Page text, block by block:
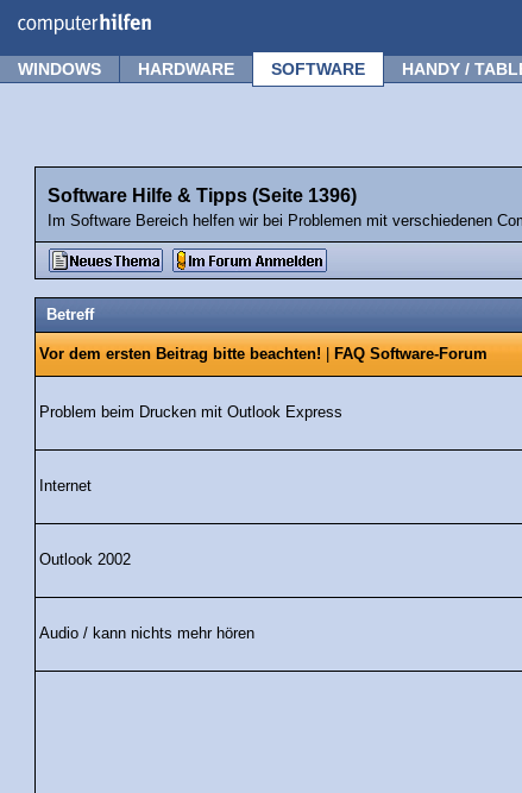
WINDOWS HARDWARE SOFTWARE HANDY /
Software Hilfe & Tipps (Seite 1396)
Im Software Bereich helfen wir bei Problemen mit verschiedenen
Betreff
Vor dem ersten Beitrag bitte beachten! FAQ Software-Forum
Problem beim Drucken mit Outlook Express
Internet
Outlook 2002
Audio / kann nichts mehr hören